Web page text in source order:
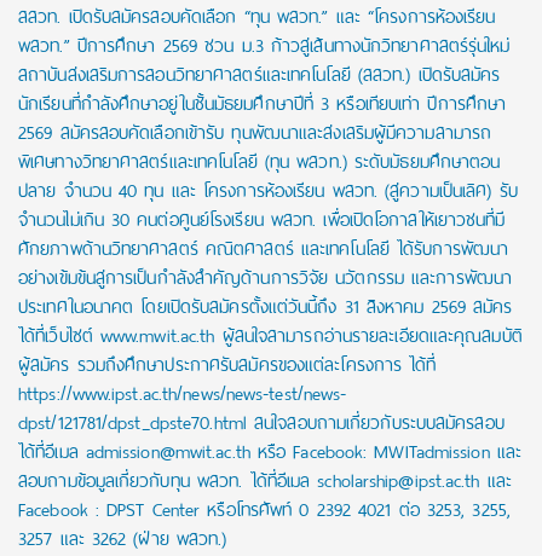
สสวท. เปิดรับสมัครสอบคัดเลือก “ทุน พสวท.” และ “โครงการห้องเรียน
พสวท.” ปีการศึกษา 2569 ชวน ม.3 ก้าวสู่เส้นทางนักวิทยาศาสตร์รุ่นใหม่
สถาบันส่งเสริมการสอนวิทยาศาสตร์และเทคโนโลยี (สสวท.) เปิดรับสมัคร
นักเรียนที่กำลังศึกษาอยู่ในชั้นมัธยมศึกษาปีที่ 3 หรือเทียบเท่า ปีการศึกษา
2569 สมัครสอบคัดเลือกเข้ารับ ทุนพัฒนาและส่งเสริมผู้มีความสามารถ
พิเศษทางวิทยาศาสตร์และเทคโนโลยี (ทุน พสวท.) ระดับมัธยมศึกษาตอน
ปลาย จำนวน 40 ทุน และ โครงการห้องเรียน พสวท. (สู่ความเป็นเลิศ) รับ
จำนวนไม่เกิน 30 คนต่อศูนย์โรงเรียน พสวท. เพื่อเปิดโอกาสให้เยาวชนที่มี
ศักยภาพด้านวิทยาศาสตร์ คณิตศาสตร์ และเทคโนโลยี ได้รับการพัฒนา
อย่างเข้มข้นสู่การเป็นกำลังสำคัญด้านการวิจัย นวัตกรรม และการพัฒนา
ประเทศในอนาคต โดยเปิดรับสมัครตั้งแต่วันนี้ถึง 31 สิงหาคม 2569 สมัคร
ได้ที่เว็บไซต์ www.mwit.ac.th ผู้สนใจสามารถอ่านรายละเอียดและคุณสมบัติ
ผู้สมัคร รวมถึงศึกษาประกาศรับสมัครของแต่ละโครงการ ได้ที่
https://www.ipst.ac.th/news/news-test/news-
dpst/121781/dpst_dpste70.html สนใจสอบถามเกี่ยวกับระบบสมัครสอบ
ได้ที่อีเมล admission@mwit.ac.th หรือ Facebook: MWITadmission และ
สอบถามข้อมูลเกี่ยวกับทุน พสวท. ได้ที่อีเมล scholarship@ipst.ac.th และ
Facebook : DPST Center หรือโทรศัพท์ 0 2392 4021 ต่อ 3253, 3255,
3257 และ 3262 (ฝ่าย พสวท.)